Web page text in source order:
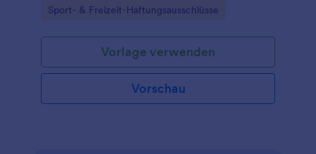
passende Formularvorlagen.
Go to Category:
Sport- & Freizeit-Haftungsausschlüsse
Vorlage verwenden
Vorschau